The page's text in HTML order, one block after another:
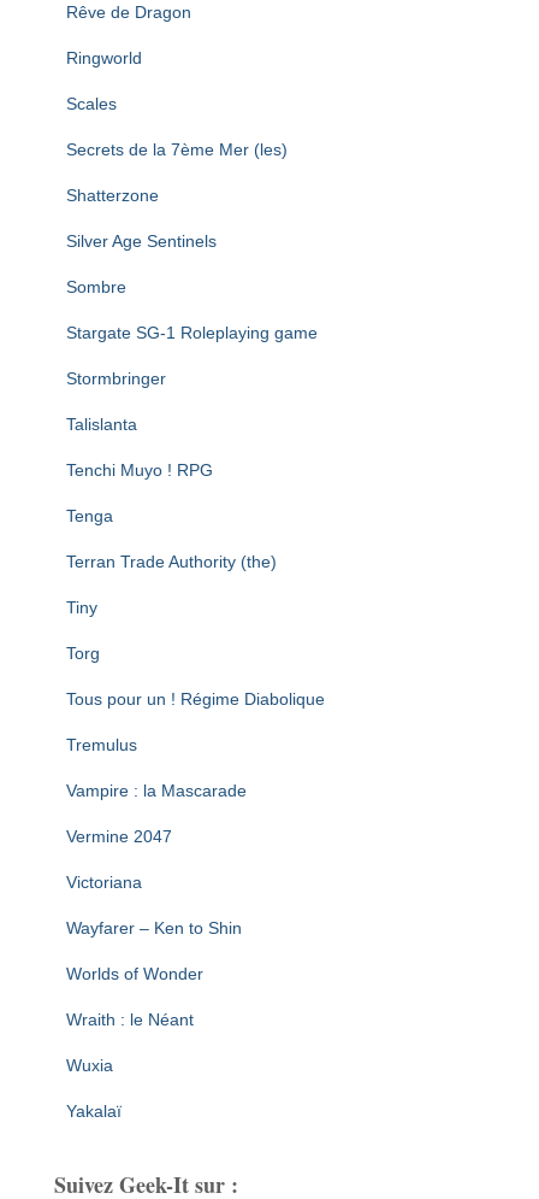
Rêve de Dragon
Ringworld
Scales
Secrets de la 7ème Mer (les)
Shatterzone
Silver Age Sentinels
Sombre
Stargate SG-1 Roleplaying game
Stormbringer
Talislanta
Tenchi Muyo ! RPG
Tenga
Terran Trade Authority (the)
Tiny
Torg
Tous pour un ! Régime Diabolique
Tremulus
Vampire : la Mascarade
Vermine 2047
Victoriana
Wayfarer – Ken to Shin
Worlds of Wonder
Wraith : le Néant
Wuxia
Yakalaï
Suivez Geek-It sur :